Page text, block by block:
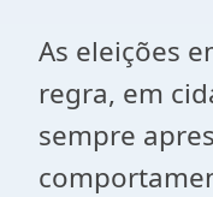
As eleições
regra, em
sempre